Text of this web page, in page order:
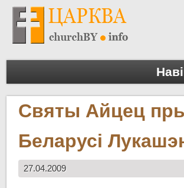
Святы Айцец
Беларусі
27.04.2009